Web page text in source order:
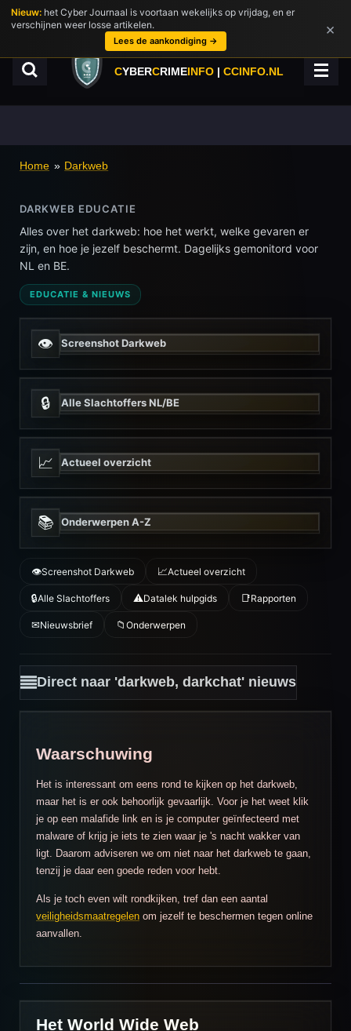
Ga
direct
hoofdinhoud
CYBERCRIMEINFO | CCINFO.NL
Home » Darkweb
DARKWEB EDUCATIE
Alles over het darkweb: hoe het werkt, welke gevaren er
zijn, en hoe je jezelf beschermt. Dagelijks gemonitord voor
NL en BE.
EDUCATIE & NIEUWS
👁 Screenshot Darkweb
🔒 Alle Slachtoffers NL/BE
📈 Actueel overzicht
📚 Onderwerpen A-Z
👁Screenshot Darkweb 📈Actueel overzicht
🔒Alle Slachtoffers ⚠️Datalek hulpgids 📑Rapporten
✉Nieuwsbrief 📁 Onderwerpen
Direct naar 'darkweb, darkchat' nieuws
Waarschuwing
Het is interessant om eens rond te kijken op het darkweb,
maar het is er ook behoorlijk gevaarlijk. Voor je het weet klik
je op een malafide link en is je computer geïnfecteerd met
malware of krijg je iets te zien waar je 's nacht wakker van
ligt. Daarom adviseren we om niet naar het darkweb te gaan,
tenzij je daar een goede reden voor hebt.
Als je toch even wilt rondkijken, tref dan een aantal
veiligheidsmaatregelen om jezelf te beschermen tegen online
aanvallen.
Het World Wide Web
Nieuw: het Cyber Journaal is voortaan wekelijks op vrijdag, en er
verschijnen weer losse artikelen.
Lees de aankondiging →
×